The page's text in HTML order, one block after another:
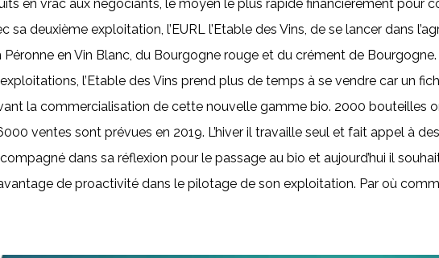
en vrac aux négociants, le moyen le plus rapide financièrement pour
sa deuxième exploitation, l’EURL l’Etable des Vins, de se lancer dans
en Vin Blanc, du Bourgogne rouge et du crément de
l’Etable des Vins prend plus de temps à se vendre car un
la commercialisation de cette nouvelle gamme bio. 2000 bouteilles
ventes sont prévues en 2019. L’hiver il travaille seul et fait appel à
dans sa réflexion pour le passage au bio et aujourd’hui il
de proactivité dans le pilotage de son exploitation. Par où